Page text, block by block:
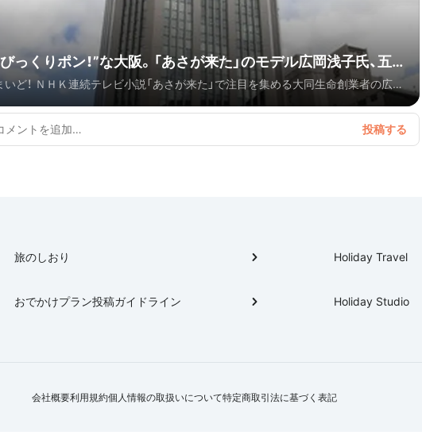
っくりポン！”な大阪。「あさが来た」のモデル広岡浅子氏、五代
厚氏ゆかりの地を歩く
いど！ ＮＨＫ連続テレビ小説「あさが来た」で注目を集める大同生命創業者の広岡
子氏。 京都府京都市で生まれ、大阪で世界最大規模の経済都市「大大阪」への礎を
き、ともに同じ時代を歩んできた福沢諭吉、五代友厚、淀屋家らは今もなお、それ
史博物館、大阪企業家ミュージアムで知ることができまっせ。 他「おでかけブラ
目で確かめてみまへんか。 「大阪が好きやねん！」やからこそできる”大阪のホン
”をご案内いたしまっさ～。
旅のしおり
おでかけプラン投稿ガイドライン
Holiday Travel
Holiday Studio
会社概要利用規約個人情報の取扱いについて特定商取引法に基づく表記